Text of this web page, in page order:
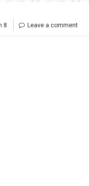
8 Leave a comment